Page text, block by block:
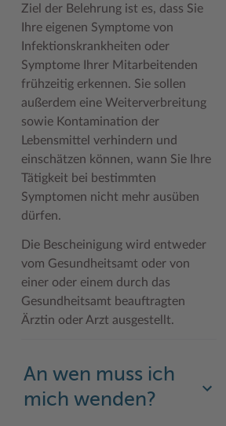
Ukrainehilfe
Woche der Seelischen Gesundheit
#MeinStormarn
Karrieretag
Was ist ein Kreis?
Zahlen, Daten, Fakten
Ziel der Belehrung ist es, dass Sie
Ihre eigenen Symptome von
Infektionskrankheiten oder
Symptome Ihrer Mitarbeitenden
frühzeitig erkennen. Sie sollen
außerdem eine Weiterverbreitung
sowie Kontamination der
Lebensmittel verhindern und
einschätzen können, wann Sie Ihre
Tätigkeit bei bestimmten
Symptomen nicht mehr ausüben
dürfen.
Die Bescheinigung wird entweder
vom Gesundheitsamt oder von
einer oder einem durch das
Gesundheitsamt beauftragten
Ärztin oder Arzt ausgestellt.
An wen muss ich
mich wenden?